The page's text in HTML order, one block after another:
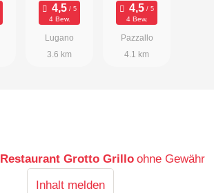
4 Bew.
Lugano
3.6 km
4 Bew.
Pazzallo
4.1 km
Restaurant Grotto Grillo ohne Gewähr
Inhalt melden